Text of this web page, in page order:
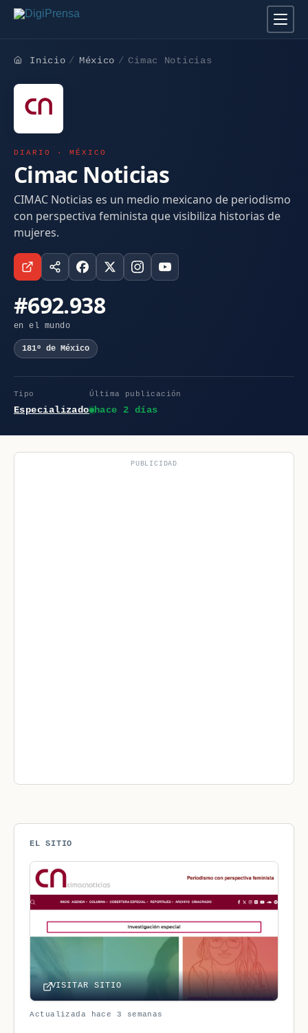
Inicio México Cimac Noticias
DIARIO · MÉXICO
Cimac Noticias
CIMAC Noticias es un medio mexicano de periodismo
con perspectiva feminista que visibiliza historias de
mujeres.
#692.938
en el mundo
181º de México
Tipo
Especializado
Última publicación
hace 2 días
PUBLICIDAD
EL SITIO
VISITAR SITIO
Actualizada hace 3 semanas